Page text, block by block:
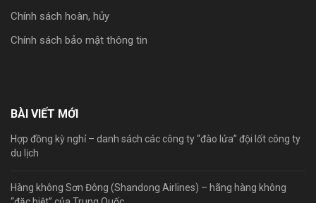
Chính sách hoàn, hủy
Chính sách bảo mật thông tin
BÀI VIẾT MỚI
Hợp đồng kỳ nghỉ – danh sách các công ty “đào lửa” đội lốt công ty
du lịch
Hàng không Sơn Đông (Shandong Airlines) – hãng hàng không